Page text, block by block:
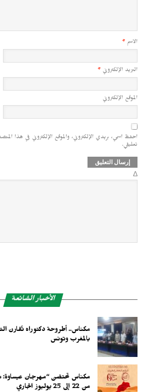
الاسم *
البريد الإلكتروني *
الموقع الإلكتروني
احفظ اسمي، بريدي الإلكتروني، والموقع الإلكتروني في هذا
تعليقي.
Δ
الأخبار الشائعة
مكناس.. أطروحة دكتوراه تُقارن
بالمغرب وتونس
مكناس تحتضن “مهرجان عيساوة:
من 22 إلى 25 يوليوز الجاري